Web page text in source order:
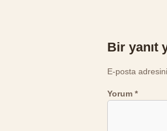
Bir yanıt
E-posta
Yorum *